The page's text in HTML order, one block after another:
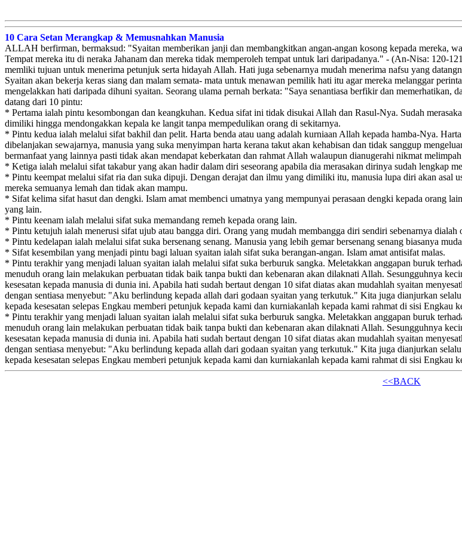
10 Cara Setan Merangkap & Memusnahkan Manusia
ALLAH berfirman, bermaksud: "Syaitan memberikan janji dan membangkitkan angan-angan kosong kepada mereka,
Tempat mereka itu di neraka Jahanam dan mereka tidak memperoleh tempat untuk lari daripadanya." - (An-Nisa: 120-
memliki tujuan untuk menerima petunjuk serta hidayah Allah. Hati juga sebenarnya mudah menerima nafsu yang
Syaitan akan bekerja keras siang dan malam semata- mata untuk menawan pemilik hati itu agar mereka melanggar
mengelakkan hati daripada dihuni syaitan. Seorang ulama pernah berkata: "Saya senantiasa berfikir dan memerhatikan,
datang dari 10 pintu:
* Pertama ialah pintu kesombongan dan keangkuhan. Kedua sifat ini tidak disukai Allah dan Rasul-Nya. Sudah
dimiliki hingga mendongakkan kepala ke langit tanpa mempedulikan orang di sekitarnya.
* Pintu kedua ialah melalui sifat bakhil dan pelit. Harta benda atau uang adalah kurniaan Allah kepada hamba-Nya.
dibelanjakan sewajarnya, manusia yang suka menyimpan harta kerana takut akan kehabisan dan tidak sanggup
bermanfaat yang lainnya pasti tidak akan mendapat keberkatan dan rahmat Allah walaupun dianugerahi nikmat
* Ketiga ialah melalui sifat takabur yang akan hadir dalam diri seseorang apabila dia merasakan dirinya sudah lengkap
* Pintu keempat melalui sifat ria dan suka dipuji. Dengan derajat dan ilmu yang dimiliki itu, manusia lupa diri akan asal
mereka semuanya lemah dan tidak akan mampu.
* Sifat kelima sifat hasut dan dengki. Islam amat membenci umatnya yang mempunyai perasaan dengki kepada orang
yang lain.
* Pintu keenam ialah melalui sifat suka memandang remeh kepada orang lain.
* Pintu ketujuh ialah menerusi sifat ujub atau bangga diri. Orang yang mudah membangga diri sendiri sebenarnya dialah
* Pintu kedelapan ialah melalui sifat suka bersenang senang. Manusia yang lebih gemar bersenang senang biasanya
* Sifat kesembilan yang menjadi pintu bagi laluan syaitan ialah sifat suka berangan-angan. Islam amat antisifat malas.
* Pintu terakhir yang menjadi laluan syaitan ialah melalui sifat suka berburuk sangka. Meletakkan anggapan buruk
menuduh orang lain melakukan perbuatan tidak baik tanpa bukti dan kebenaran akan dilaknati Allah. Sesungguhnya
kesesatan kepada manusia di dunia ini. Apabila hati sudah bertaut dengan 10 sifat diatas akan mudahlah syaitan
dengan sentiasa menyebut: "Aku berlindung kepada allah dari godaan syaitan yang terkutuk." Kita juga dianjurkan
kepada kesesatan selepas Engkau memberi petunjuk kepada kami dan kurniakanlah kepada kami rahmat di sisi
* Pintu terakhir yang menjadi laluan syaitan ialah melalui sifat suka berburuk sangka. Meletakkan anggapan buruk
menuduh orang lain melakukan perbuatan tidak baik tanpa bukti dan kebenaran akan dilaknati Allah. Sesungguhnya
kesesatan kepada manusia di dunia ini. Apabila hati sudah bertaut dengan 10 sifat diatas akan mudahlah syaitan
dengan sentiasa menyebut: "Aku berlindung kepada allah dari godaan syaitan yang terkutuk." Kita juga dianjurkan
kepada kesesatan selepas Engkau memberi petunjuk kepada kami dan kurniakanlah kepada kami rahmat di sisi
<<BACK